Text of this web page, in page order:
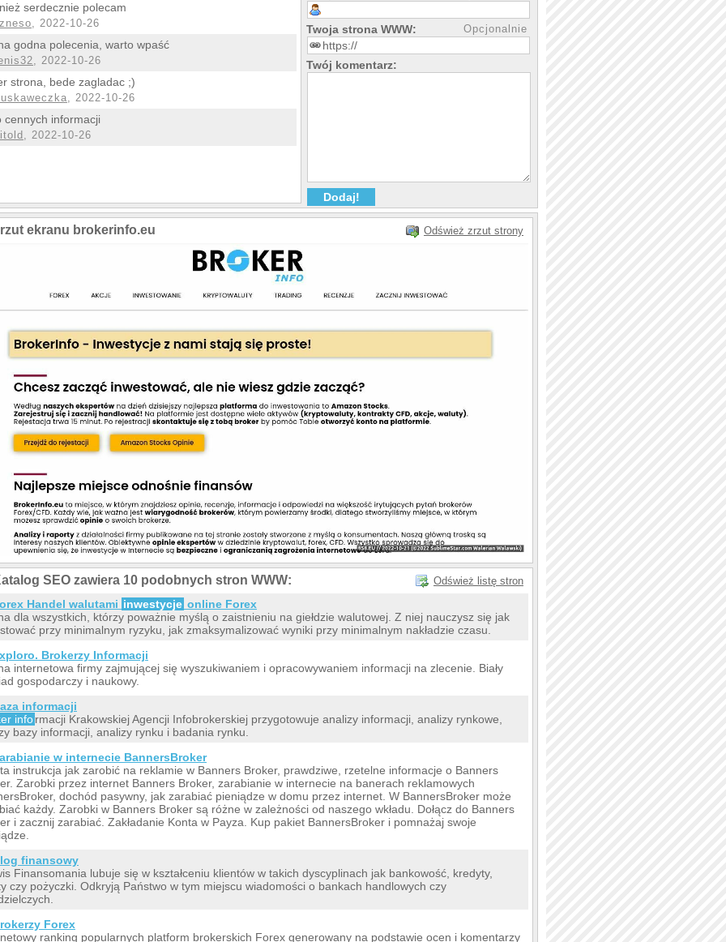
serdecznie polecam
, 2022-10-26
godna polecenia, warto wpaść
, 2022-10-26
strona, bede zagladac ;)
, 2022-10-26
cennych informacji
, 2022-10-26
Twoja strona WWW: Opcjonalnie
Twój komentarz:
ekranu brokerinfo.eu Odśwież zrzut strony
SEO zawiera 10 podobnych stron WWW: Odśwież listę stron
Handel walutami inwestycje online Forex
dla wszystkich, którzy poważnie myślą o zaistnieniu na giełdzie walutowej. Z niej nauczysz się jak
przy minimalnym ryzyku, jak zmaksymalizować wyniki przy minimalnym nakładzie czasu.
Brokerzy Informacji
internetowa firmy zajmującej się wyszukiwaniem i opracowywaniem informacji na zlecenie. Biały
gospodarczy i naukowy.
informacji
informacji Krakowskiej Agencji Infobrokerskiej przygotowuje analizy informacji, analizy rynkowe,
bazy informacji, analizy rynku i badania rynku.
w internecie BannersBroker
instrukcja jak zarobić na reklamie w Banners Broker, prawdziwe, rzetelne informacje o Banners
Zarobki przez internet Banners Broker, zarabianie w internecie na banerach reklamowych
dochód pasywny, jak zarabiać pieniądze w domu przez internet. W BannersBroker może
każdy. Zarobki w Banners Broker są różne w zależności od naszego wkładu. Dołącz do Banners
i zacznij zarabiać. Zakładanie Konta w Payza. Kup pakiet BannersBroker i pomnażaj swoje
finansowy
Finansomania lubuje się w kształceniu klientów w takich dyscyplinach jak bankowość, kredyty,
czy pożyczki. Odkryją Państwo w tym miejscu wiadomości o bankach handlowych czy
Forex
ranking popularnych platform brokerskich Forex generowany na podstawie ocen i komentarzy